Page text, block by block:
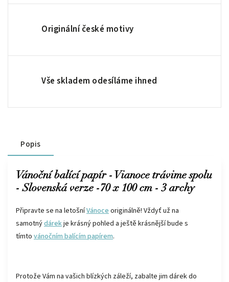
Originální české motivy
Vše skladem odesíláme ihned
Popis
Vánoční balící papír - Vianoce trávime spolu
- Slovenská verze -70 x 100 cm - 3 archy
Připravte se na letošníVánoce originálně! Vždyť už na
samotnýdárekje krásný pohled a ještě krásnější bude s
tímto vánočním balícím papírem.
Protože Vám na vašich blízkých záleží, zabalte jim dárek do